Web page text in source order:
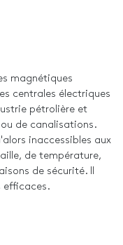
magnétiques
centrales électriques
pétrolière et
de canalisations.
inaccessibles aux
de température,
de sécurité. Il
efficaces.